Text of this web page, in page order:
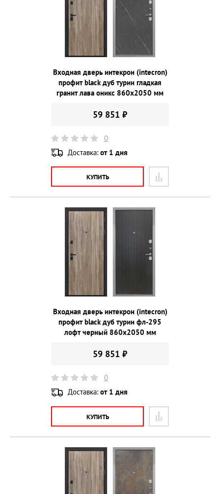
Входная дверь интекрон (intecron)
профит black дуб турин гладкая
гранит лава оникс 860х2050 мм
59 851 ₽
0
Доставка: от 1 дня
КУПИТЬ
Входная дверь интекрон (intecron)
профит black дуб турин фл-295
лофт черный 860х2050 мм
59 851 ₽
0
Доставка: от 1 дня
КУПИТЬ